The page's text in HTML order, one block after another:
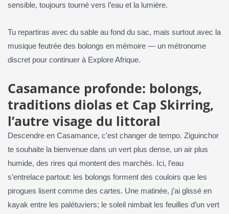
sensible, toujours tourné vers l’eau et la lumière.
Tu repartiras avec du sable au fond du sac, mais surtout avec la
musique feutrée des bolongs en mémoire — un métronome
discret pour continuer à Explore Afrique.
Casamance profonde: bolongs,
traditions diolas et Cap Skirring,
l’autre visage du littoral
Descendre en Casamance, c’est changer de tempo. Ziguinchor
te souhaite la bienvenue dans un vert plus dense, un air plus
humide, des rires qui montent des marchés. Ici, l’eau
s’entrelace partout: les bolongs forment des couloirs que les
pirogues lisent comme des cartes. Une matinée, j’ai glissé en
kayak entre les palétuviers; le soleil nimbait les feuilles d’un vert